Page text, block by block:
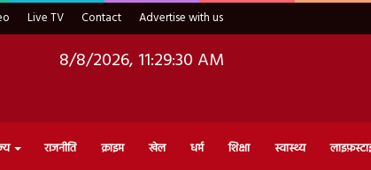
Live TV Contact Advertise with us
8/8/2026, 11:29:31 AM
राजनीति क्राइम खेल धर्म शिक्षा स्वास्थ्य